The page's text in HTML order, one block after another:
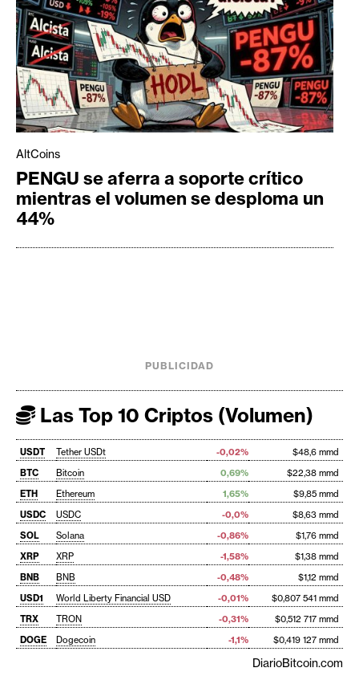
AltCoins
PENGU se aferra a soporte crítico
mientras el volumen se desploma un
44%
PUBLICIDAD
Las Top 10 Criptos (Volumen)
USDT Tether USDt -0,02%
$48,6 mmd
BTC
Bitcoin 0,69%
$22,38 mmd
ETH
Ethereum 1,65%
$9,85 mmd
USDC
USDC -0,0%
$8,63 mmd
SOL
Solana -0,86%
$1,76 mmd
XRP
XRP -1,58%
$1,38 mmd
BNB
BNB -0,48%
$1,12 mmd
USD1
World Liberty Financial USD -0,01%
$0,807 541 mmd
TRX
TRON -0,31%
$0,512 717 mmd
DOGE
Dogecoin -1,1% $0,419 127 mmd
DiarioBitcoin.com